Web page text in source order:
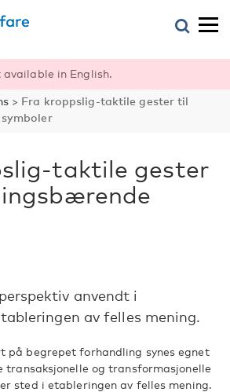
available in English.
> Fra kroppslig-taktile gester til
taktile gester
anvendt i
av felles mening.
på begrepet forhandling synes egnet
transaksjonelle og transformasjonelle
sted i etableringen av felles mening.